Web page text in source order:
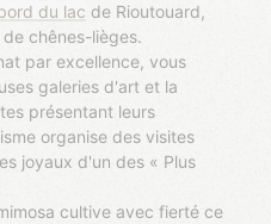
du lac de Rioutouard,
chênes-lièges.
par excellence, vous
galeries d'art et la
présentant leurs
organise des visites
joyaux d'un des « Plus
cultive avec fierté ce